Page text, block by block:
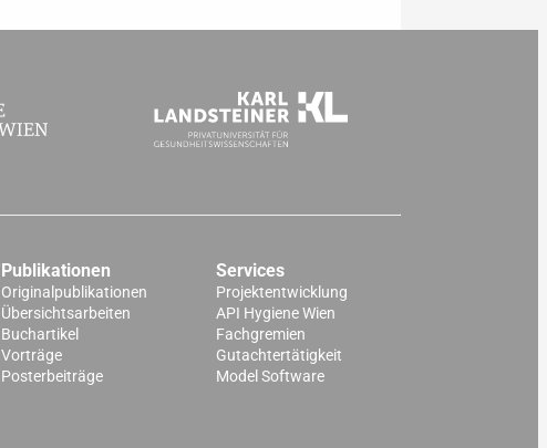
Publikationen
Originalpublikationen
Übersichtsarbeiten
Buchartikel
Vorträge
Posterbeiträge
Services
Projektentwicklung
API Hygiene Wien
Fachgremien
Gutachtertätigkeit
Model Software